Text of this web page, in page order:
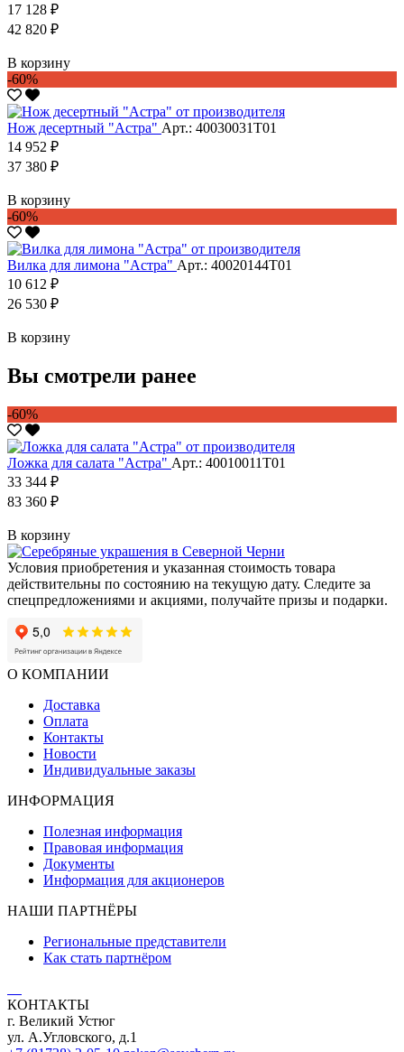
17 128 ₽
42 820 ₽
В корзину
-60%
Нож десертный "Астра" Арт.: 40030031Т01
14 952 ₽
37 380 ₽
В корзину
-60%
Вилка для лимона "Астра" Арт.: 40020144Т01
10 612 ₽
26 530 ₽
В корзину
Вы смотрели ранее
-60%
Ложка для салата "Астра" Арт.: 40010011Т01
33 344 ₽
83 360 ₽
В корзину
Условия приобретения и указанная стоимость товара
действительны по состоянию на текущую дату. Следите за
спецпредложениями и акциями, получайте призы и подарки.
О КОМПАНИИ
Доставка
Оплата
Контакты
Новости
Индивидуальные заказы
ИНФОРМАЦИЯ
Полезная информация
Правовая информация
Документы
Информация для акционеров
НАШИ ПАРТНЁРЫ
Региональные представители
Как стать партнёром
КОНТАКТЫ
г. Великий Устюг
ул. А.Угловского, д.1